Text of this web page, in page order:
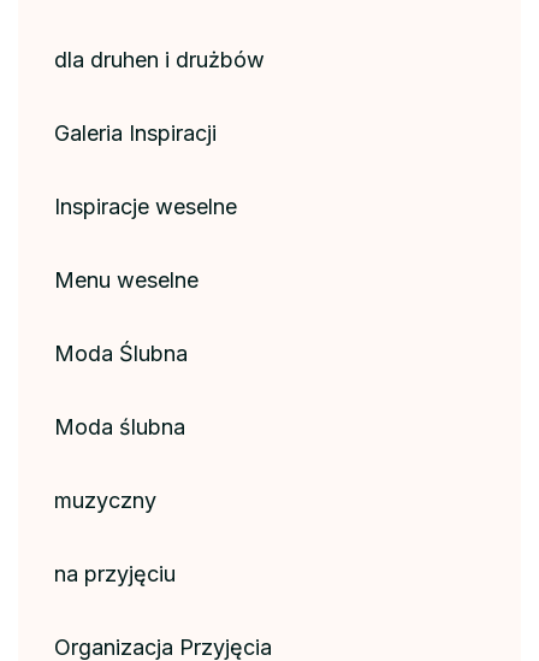
dla druhen i drużbów
Galeria Inspiracji
Inspiracje weselne
Menu weselne
Moda Ślubna
Moda ślubna
muzyczny
na przyjęciu
Organizacja Przyjęcia